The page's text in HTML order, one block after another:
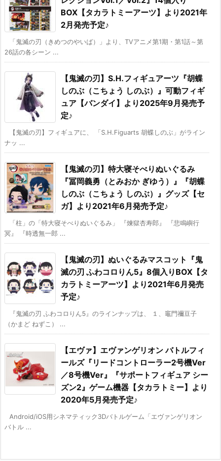
BOX【タカラトミーアーツ】より2021年
2月発売予定♪
「鬼滅の刃（きめつのやいば）」より、TVアニメ第1期・第1話～第
26話の各シーン ...
【鬼滅の刃】S.H.フィギュアーツ『胡蝶
しのぶ（こちょう しのぶ）』可動フィギ
ュア【バンダイ】より2025年9月発売予
定♪
【鬼滅の刃】フィギュアに、 「S.H.Figuarts 胡蝶しのぶ」がライン
ナッ ...
【鬼滅の刃】特大寝そべりぬいぐるみ
『冨岡義勇（とみおか ぎゆう）』『胡蝶
しのぶ（こちょう しのぶ）』グッズ【セ
ガ】より2021年6月発売予定♪
「柱」の「特大寝そべりぬいぐるみ」 『煉獄杏寿郎』 『悲鳴嶼行
冥』 『時透無一郎 ...
【鬼滅の刃】ぬいぐるみマスコット『鬼
滅の刃 ふわコロりん5』8個入りBOX【タ
カラトミーアーツ】より2021年6月発売
予定♪
『鬼滅の刃 ふわコロりん5』のラインナップは、 １、竈門禰豆子
（かまど ねずこ） ...
【エヴァ】エヴァンゲリオン バトルフィ
ールズ『リードコントローラー2号機Ver
／8号機Ver』『サポートフィギュア シー
ズン2』ゲーム機器【タカラトミー】より
2020年5月発売予定♪
Android/iOS用シネマティック3Dバトルゲーム「エヴァンゲリオン
バトル ...